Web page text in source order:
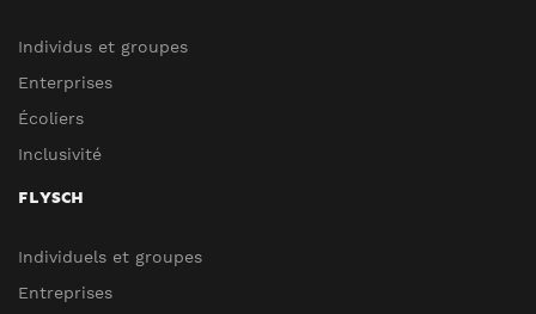
Individus et groupes
Enterprises
Écoliers
Inclusivité
FLYSCH
Individuels et groupes
Entreprises